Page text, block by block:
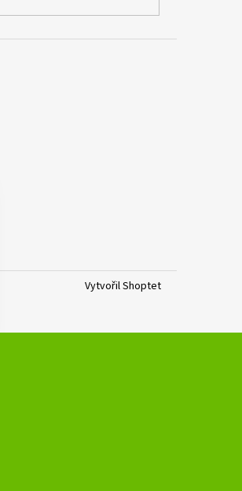
Vytvořil Shoptet